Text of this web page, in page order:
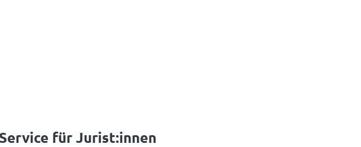
für Jurist:innen